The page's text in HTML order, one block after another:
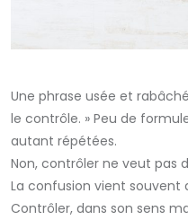
Une phrase usée et
le contrôle. » Peu de
autant répétées.
Non, contrôler ne veut pas
La confusion vient souvent
Contrôler, dans son sens